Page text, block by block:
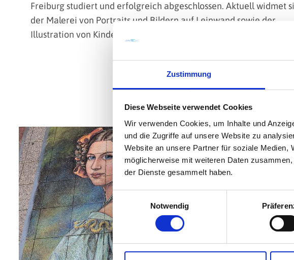
Zustimmung
Diese Webseite verwendet Cookies
Wir verwenden Cookies, um Inhalte und
und die Zugriffe auf unsere Website zu
Website an unsere Partner für soziale Medien,
möglicherweise mit weiteren Daten
der Dienste gesammelt haben.
Einwilligungsauswahl
Notwendig
Freiburg studiert und erfolgreich abgeschlossen. Aktuell widmet
der Malerei von Portraits und Bildern auf Leinwand sowie der
Illustration von Kinderbüchern.
Impressionen